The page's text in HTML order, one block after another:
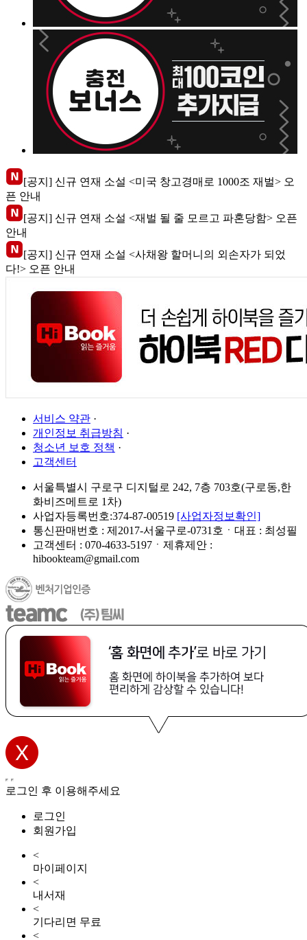
[공지] 신규 연재 소설 <미국 창고경매로 1000조 재벌> 오
픈 안내
[공지] 신규 연재 소설 <재벌 될 줄 모르고 파혼당함> 오픈
안내
[공지] 신규 연재 소설 <사채왕 할머니의 외손자가 되었
다!> 오픈 안내
서비스 약관 ·
개인정보 취급방침 ·
청소년 보호 정책 ·
고객센터
서울특별시 구로구 디지털로 242, 7층 703호(구로동,한
화비즈메트로 1차)
사업자등록번호:374-87-00519 [사업자정보확인]
통신판매번호 : 제2017-서울구로-0731호ㆍ대표 : 최성필
고객센터 : 070-4633-5197ㆍ제휴제안 :
hibookteam@gmail.com
로그인 후 이용해주세요
로그인
회원가입
<
마이페이지
<
내서재
<
기다리면 무료
<